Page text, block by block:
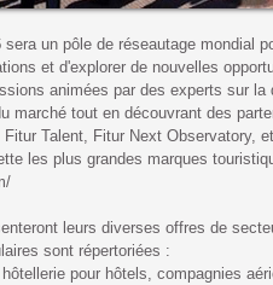
sera un pôle de réseautage mondial
et d'explorer de nouvelles
animées par des experts sur
marché tout en découvrant des
Fitur Talent, Fitur Next Observatory,
les plus grandes marques
leurs diverses offres de
sont répertoriées :
pour hôtels, compagnies